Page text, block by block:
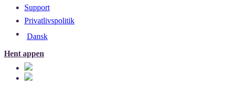
Support
Privatlivspolitik
Dansk
Hent appen